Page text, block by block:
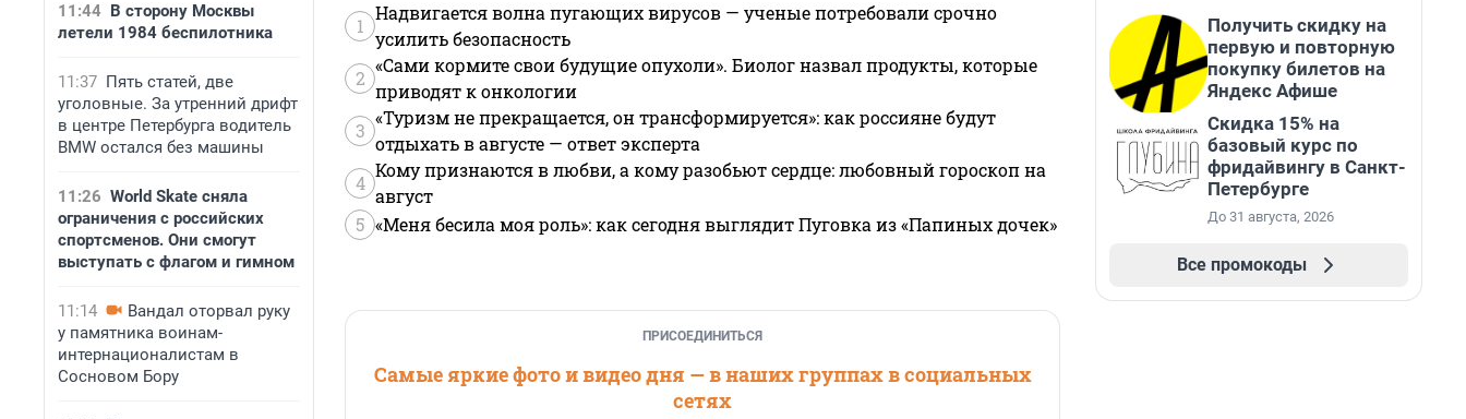
11:44 В сторону Москвы
летели 1984 беспилотника
11:37 Пять статей, две
уголовные. За утренний дрифт
в центре Петербурга водитель
BMW остался без машины
11:26 World Skate сняла
ограничения с российских
спортсменов. Они смогут
выступать с флагом и гимном
11:14
Вандал оторвал руку
у памятника воинам-
интернационалистам в
Сосновом Бору
1
Надвигается волна пугающих вирусов — ученые потребовали срочно
усилить безопасность
2
«Сами кормите свои будущие опухоли». Биолог назвал продукты, которые
приводят к онкологии
3
«Туризм не прекращается, он трансформируется»: как россияне будут
отдыхать в августе — ответ эксперта
4
Кому признаются в любви, а кому разобьют сердце: любовный гороскоп на
август
5 «Меня бесила моя роль»: как сегодня выглядит Пуговка из «Папиных дочек»
ПРИСОЕДИНИТЬСЯ
Самые яркие фото и видео дня — в наших группах в социальных
сетях
Получить скидку на
первую и повторную
покупку билетов на
Яндекс Афише
Скидка 15% на
базовый курс по
фридайвингу в Санкт-
Петербурге
До 31 августа, 2026
Все промокоды